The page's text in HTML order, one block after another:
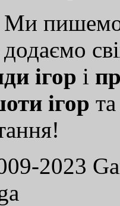
Ми
ігор і
ігор
2023